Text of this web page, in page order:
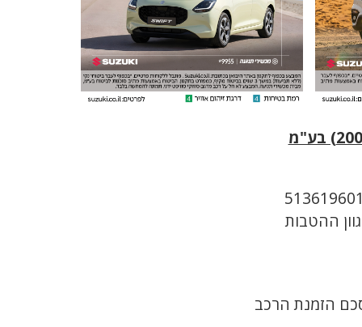
הזמנת הרכב